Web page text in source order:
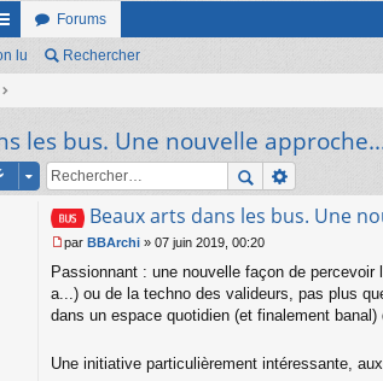
co
Forums
lu Rechercher
les bus. Une nouvelle
Beaux arts dans les bus. Une
e
s
e
par BBArchi » 07 juin 2019, 00:20
Passionnant : une nouvelle façon de
a...) ou de la techno des valideurs, pas plus
dans un espace quotidien (et finalement
Une initiative particulièrement intéressante,